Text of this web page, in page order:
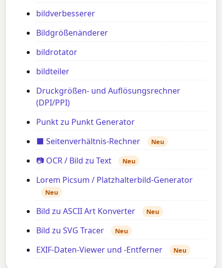
bildverbesserer
Bildgrößenänderer
bildrotator
bildteiler
Druckgrößen- und Auflösungsrechner
(DPI/PPI)
Punkt zu Punkt Generator
⬛ Seitenverhältnis-Rechner
Neu
📷 OCR / Bild zu Text Neu
Lorem Picsum / Platzhalterbild-Generator
Neu
Bild zu ASCII Art Konverter Neu
Bild zu SVG Tracer Neu
EXIF-Daten-Viewer und -Entferner Neu